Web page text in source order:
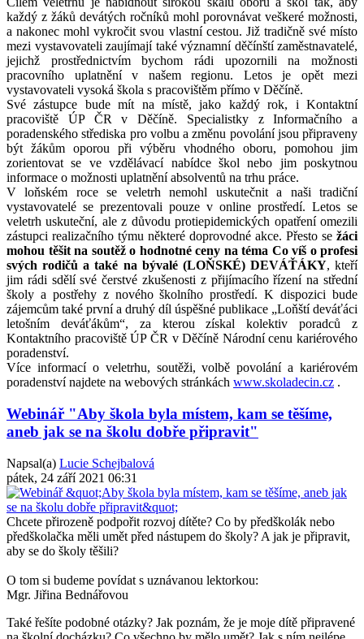
každý z žáků devátých ročníků mohl porovnávat veškeré možnosti,
a nakonec mohl vykročit svou vlastní cestou. Již tradičně své místo
mezi vystavovateli zaujímají také významní děčínští zaměstnavatelé,
jejichž prostřednictvím bychom rádi upozornili na možnosti
pracovního uplatnění v našem regionu. Letos je opět mezi
vystavovateli vysoká škola s pracovištěm přímo v Děčíně.
Své zástupce bude mít na místě, jako každý rok, i Kontaktní
pracoviště ÚP ČR v Děčíně. Specialistky z Informačního a
poradenského střediska pro volbu a změnu povolání jsou připraveny
být žákům oporou při výběru vhodného oboru, pomohou jim
zorientovat se ve vzdělávací nabídce škol nebo jim poskytnou
informace o možnosti uplatnění absolventů na trhu práce.
V loňském roce se veletrh nemohl uskutečnit a naši tradiční
vystavovatelé se prezentovali pouze v online prostředí. Letos se
veletrh uskuteční, ale z důvodu protiepidemických opatření omezili
zástupci realizačního týmu některé doprovodné akce. Přesto se žáci
mohou těšit na soutěž o hodnotné ceny na téma Co víš o profesi
svých rodičů a také na bývalé (LOŇSKÉ) DEVÁŤÁKY, kteří
jim rádi sdělí své čerstvé zkušenosti z přijímacího řízení na střední
školy a postřehy z nového školního prostředí. K dispozici bude
zájemcům také první a druhý díl úspěšné publikace „Loňští deváťáci
letošním deváťákům“, za kterou získal kolektiv poradců z
Kontaktního pracoviště ÚP ČR v Děčíně Národní cenu kariérového
poradenství.
Více informací o veletrhu, soutěži, volbě povolání a kariérovém
poradenství najdete na webových stránkách www.skoladecin.cz .
Webinář "Aby škola byla místem, kam se těšíme,
aneb jak se na školu dobře připravit"
Napsal(a) Lucie Schejbalová
pátek, 24 září 2021 06:31
Chcete přirozeně podpořit rozvoj dítěte? Co by předškolák nebo
předškolačka měli umět před nástupem do školy? A jak je připravit,
aby se do školy těšili?
O tom si budeme povídat s uznávanou lektorkou:
Mgr. Jiřina Bednářovou
Také řešíte podobné otázky? Jak poznám, že je moje dítě připravené